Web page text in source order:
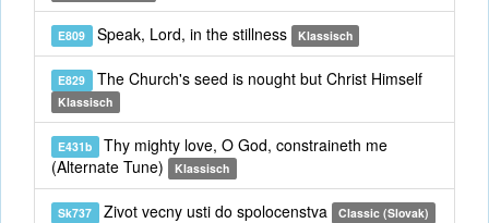
E809 Speak, Lord, in the stillness Klassisch
E829 The Church's seed is nought but Christ Himself
Klassisch
E431b Thy mighty love, O God, constraineth me
(Alternate Tune)
Klassisch
Sk737 Zivot vecny usti do spolocenstva Classic (Slovak)